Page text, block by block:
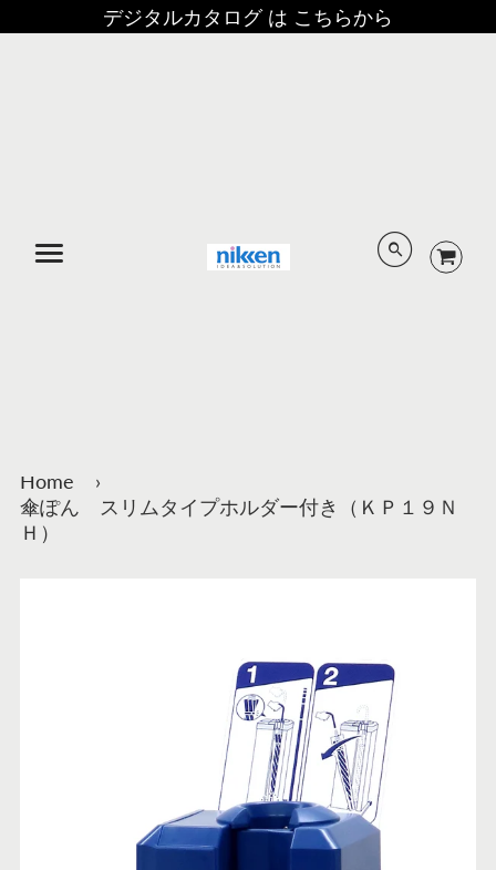
デジタルカタログ は こちらから
Home
›
傘ぽん スリムタイプホルダー付き（ＫＰ１９Ｎ
Ｈ）